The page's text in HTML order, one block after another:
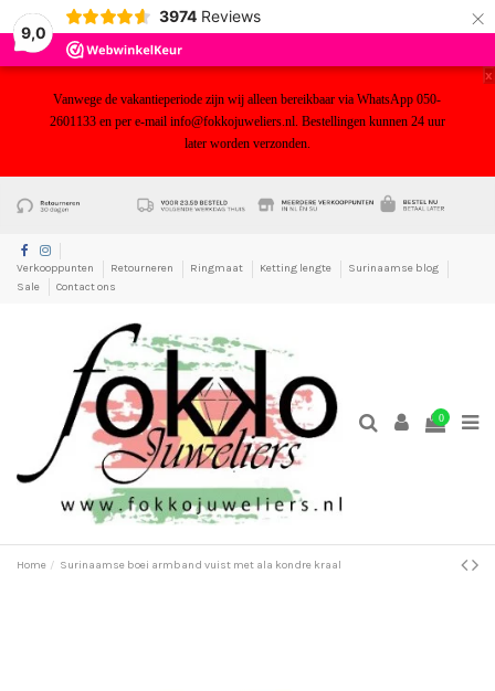
9,0
3974 Reviews ×
Vanwege de vakantieperiode zijn wij alleen bereikbaar via WhatsApp 050-
2601133 en per e-mail info@fokkojuweliers.nl. Bestellingen kunnen 24 uur
later worden verzonden.
x
Verkooppunten Retourneren Ringmaat Ketting lengte
Surinaamse blog
Sale
Contact ons
0
Home Surinaamse boei armband vuist met ala kondre kraal